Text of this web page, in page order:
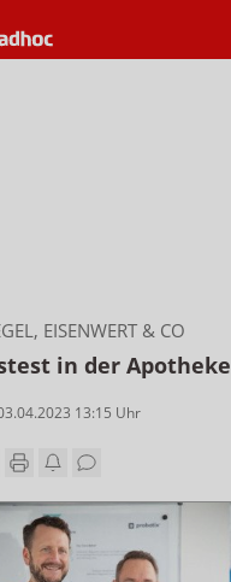
EISENWERT & CO
in der Apotheke
13:15 Uhr